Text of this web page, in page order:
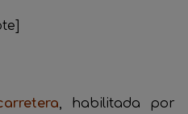
, habilitada por